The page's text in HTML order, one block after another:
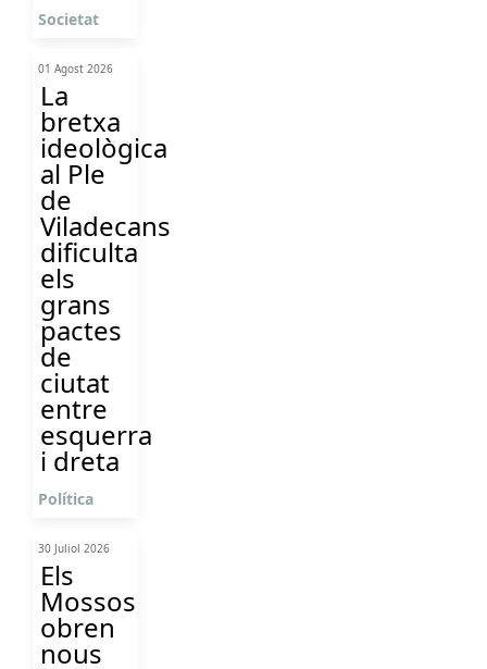
Societat
01 Agost 2026
La
bretxa
ideològica
al Ple
de
Viladecans
dificulta
els
grans
pactes
de
ciutat
entre
esquerra
i dreta
Política
30 Juliol 2026
Els
Mossos
obren
nous